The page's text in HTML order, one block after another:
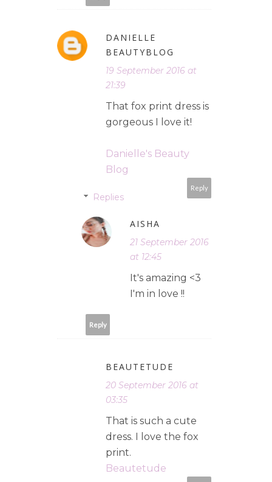
DANIELLE
BEAUTYBLOG
19 September 2016 at
21:39
That fox print dress is
gorgeous I love it!
Danielle's Beauty
Blog
Reply
Replies
AISHA
21 September 2016
at 12:45
It's amazing <3
I'm in love !!
Reply
BEAUTETUDE
20 September 2016 at
03:35
That is such a cute
dress. I love the fox
print.
Beautetude